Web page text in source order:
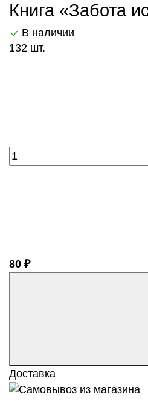
Книга «Забота
В наличии
132 шт.
80 ₽
Доставка